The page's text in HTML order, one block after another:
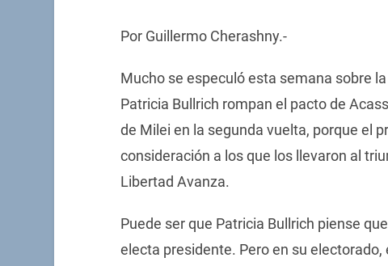
Por Guillermo Cherashny.-
Mucho se especuló esta semana sobre
Patricia Bullrich rompan el pacto de
de Milei en la segunda vuelta, porque el
consideración a los que los llevaron al
Libertad Avanza.
Puede ser que Patricia Bullrich piense
electa presidente. Pero en su electorado,